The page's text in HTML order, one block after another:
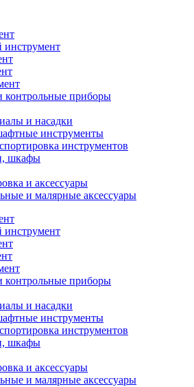
инструмент
контрольные приборы
и насадки
инструменты
инструментов
шкафы
и аксессуары
и малярные аксессуары
инструмент
контрольные приборы
и насадки
инструменты
инструментов
шкафы
и аксессуары
и малярные аксессуары